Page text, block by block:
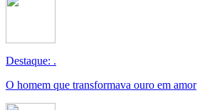
Destaque: .
O homem que transformava ouro em amor